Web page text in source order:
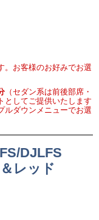
。お客様のお好みでお選
（セダン系は前後部席・
としてご提供いたします
ルダウンメニューでお選
DJLFS
レッド